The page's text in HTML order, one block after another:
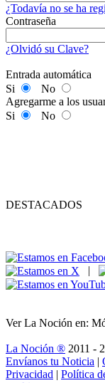
¿Todavía no se ha
Contraseña
¿Olvidó su Clave?
Entrada automática
Si
No
Agregarme a los
Si
No
DESTACADOS
|
Ver La Noción en:
La Noción ® 2011 -
Envíanos tu Noticia |
Privacidad | Política